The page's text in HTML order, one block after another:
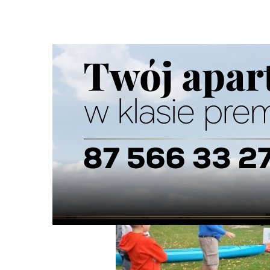
Ścieżka
nawigacyjna
Strona główna
Z ŻYCIA SZKÓŁ 13/10/2025/ 0 Komentarzy
Akademia Mistrzów Kajakarstwa 2025